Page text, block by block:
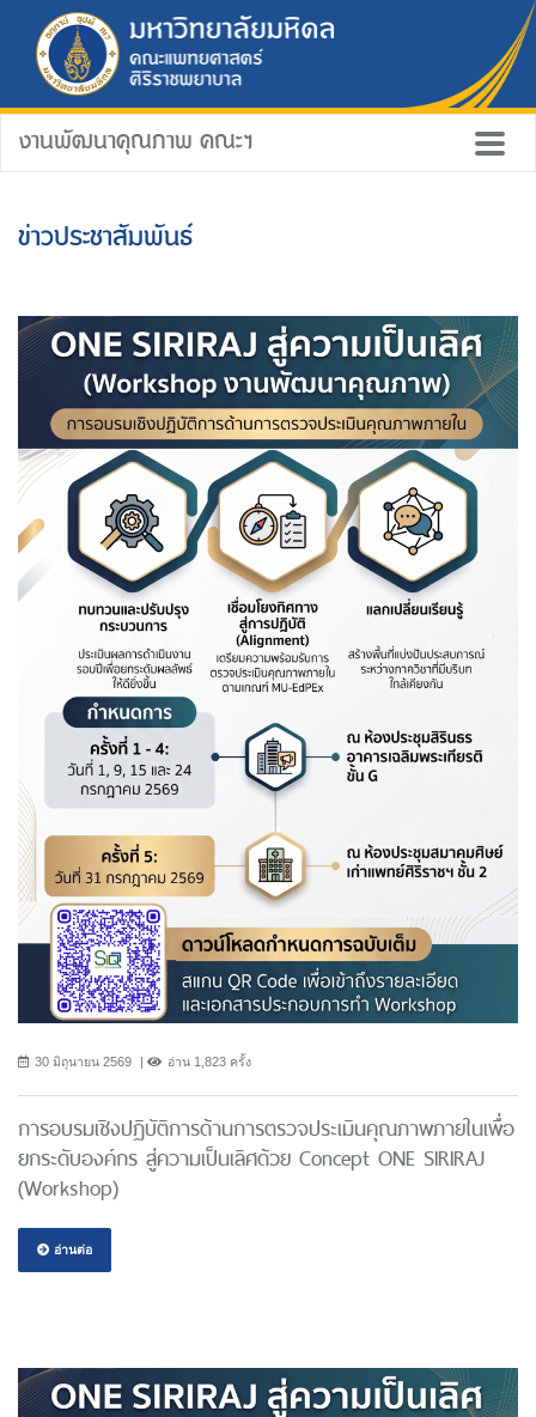
งานพัฒนาคุณภาพ คณะฯ
ข่าวประชาสัมพันธ์
30 มิถุนายน 2569 อ่าน 1,823 ครั้ง
การอบรมเชิงปฏิบัติการด้านการตรวจประเมินคุณภาพภายในเพื่อ
ยกระดับองค์กร สู่ความเป็นเลิศด้วย Concept ONE SIRIRAJ
(Workshop)
อ่านต่อ